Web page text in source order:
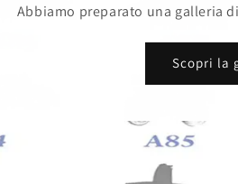
Abbiamo preparato una galleria
Scopri la